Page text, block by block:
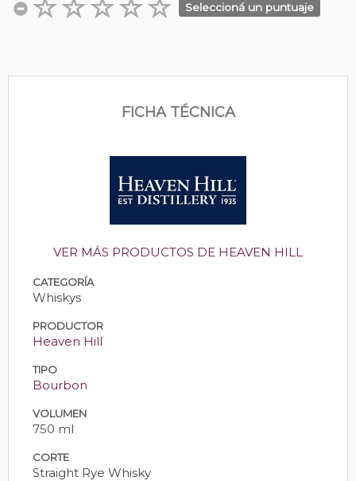
Seleccioná un puntuaje
FICHA TÉCNICA
VER MÁS PRODUCTOS DE HEAVEN HILL
CATEGORÍA
Whiskys
PRODUCTOR
Heaven Hill
TIPO
Bourbon
VOLUMEN
750 ml
CORTE
Straight Rye Whisky